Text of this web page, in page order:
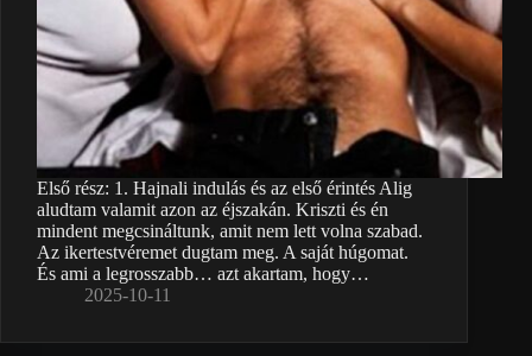
Első rész: 1. Hajnali indulás és az első érintés Alig
aludtam valamit azon az éjszakán. Kriszti és én
mindent megcsináltunk, amit nem lett volna szabad.
Az ikertestvéremet dugtam meg. A saját húgomat.
És ami a legrosszabb… azt akartam, hogy…
2025-10-11